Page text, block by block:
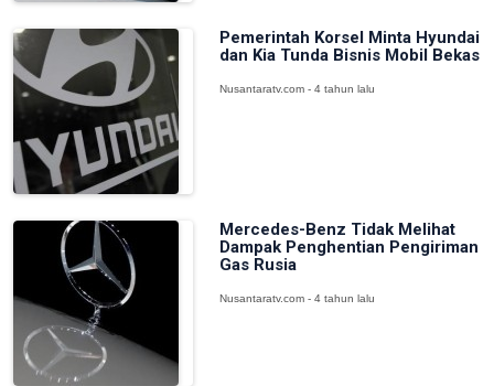
Pemerintah Korsel Minta Hyundai
dan Kia Tunda Bisnis Mobil Bekas
Nusantaratv.com - 4 tahun lalu
Mercedes-Benz Tidak Melihat
Dampak Penghentian Pengiriman
Gas Rusia
Nusantaratv.com - 4 tahun lalu